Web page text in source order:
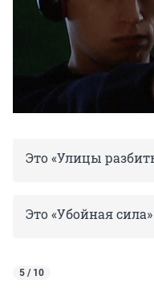
Это «Улицы
Это «Убойная сила»
5 / 10